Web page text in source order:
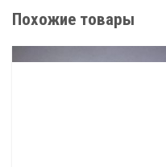
Похожие товары